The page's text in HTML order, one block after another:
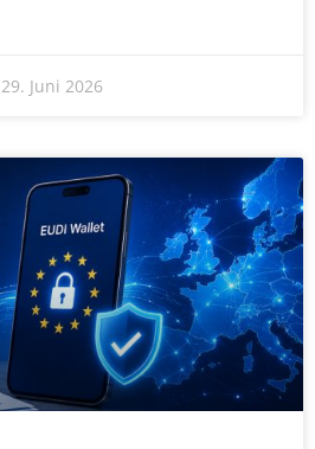
29. Juni 2026